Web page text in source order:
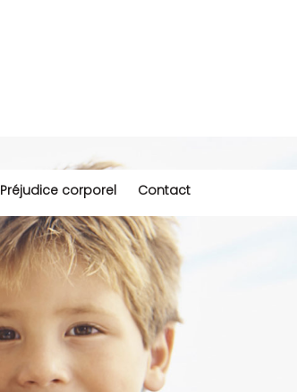
Préjudice corporel Contact